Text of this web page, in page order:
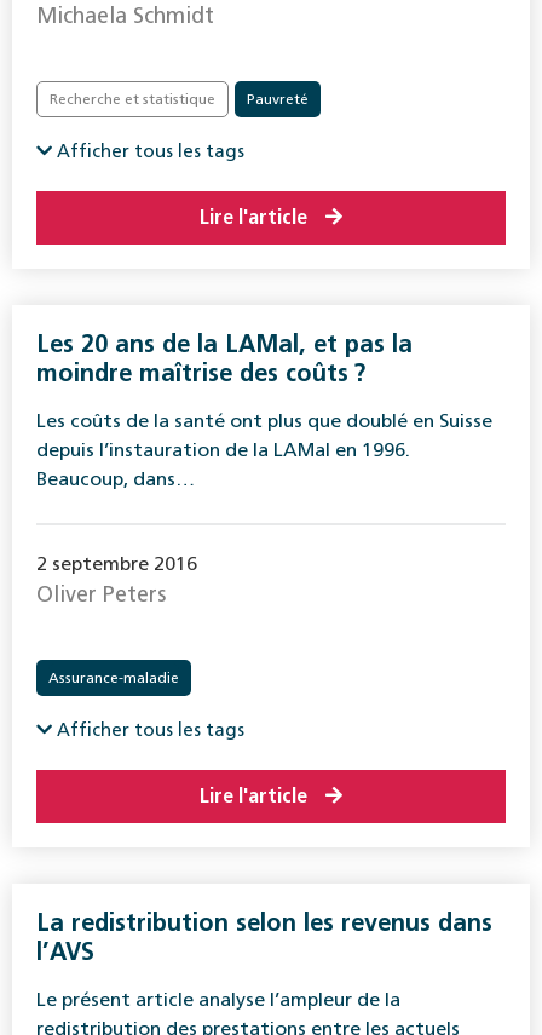
Michaela Schmidt
Recherche et statistique Pauvreté
Afficher tous les tags
Lire l'article
Les 20 ans de la LAMal, et pas la
moindre maîtrise des coûts ?
Les coûts de la santé ont plus que doublé en Suisse
depuis l’instauration de la LAMal en 1996.
Beaucoup, dans…
2 septembre 2016
Oliver Peters
Assurance-maladie
Afficher tous les tags
Lire l'article
La redistribution selon les revenus dans
l’AVS
Le présent article analyse l’ampleur de la
redistribution des prestations entre les actuels